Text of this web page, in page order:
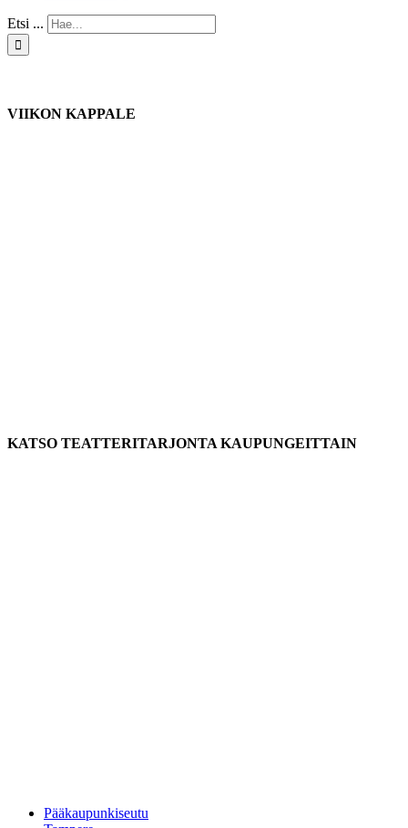
Etsi ...
VIIKON KAPPALE
KATSO TEATTERITARJONTA KAUPUNGEITTAIN
Pääkaupunkiseutu